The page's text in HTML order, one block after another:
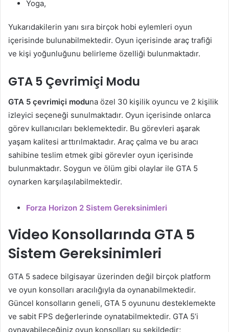
Yoga,
Yukarıdakilerin yanı sıra birçok hobi eylemleri oyun
içerisinde bulunabilmektedir. Oyun içerisinde araç trafiği
ve kişi yoğunluğunu belirleme özelliği bulunmaktadır.
GTA 5 Çevrimiçi Modu
GTA 5 çevrimiçi moduna özel 30 kişilik oyuncu ve 2 kişilik
izleyici seçeneği sunulmaktadır. Oyun içerisinde onlarca
görev kullanıcıları beklemektedir. Bu görevleri aşarak
yaşam kalitesi arttırılmaktadır. Araç çalma ve bu aracı
sahibine teslim etmek gibi görevler oyun içerisinde
bulunmaktadır. Soygun ve ölüm gibi olaylar ile GTA 5
oynarken karşılaşılabilmektedir.
Forza Horizon 2 Sistem Gereksinimleri
Video Konsollarında GTA 5
Sistem Gereksinimleri
GTA 5 sadece bilgisayar üzerinden değil birçok platform
ve oyun konsolları aracılığıyla da oynanabilmektedir.
Güncel konsolların geneli, GTA 5 oyununu desteklemekte
ve sabit FPS değerlerinde oynatabilmektedir. GTA 5’i
oynayabileceğiniz oyun konsolları şu şekildedir;